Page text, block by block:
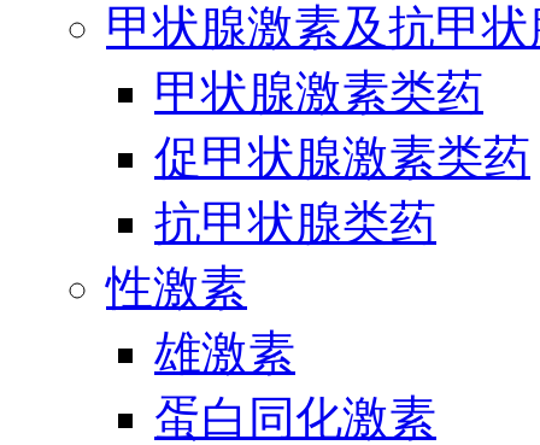
甲状腺激素及抗甲
甲状腺激素类药
促甲状腺激素类药
抗甲状腺类药
性激素
雄激素
蛋白同化激素